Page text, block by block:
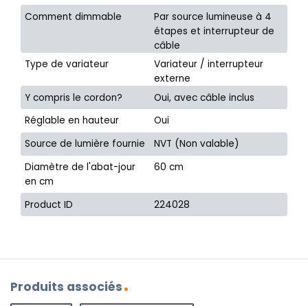
Comment dimmable
Par source lumineuse à 4
étapes et interrupteur de
câble
Type de variateur
Variateur / interrupteur
externe
Y compris le cordon?
Oui, avec câble inclus
Réglable en hauteur
Oui
Source de lumière fournie
NVT (Non valable)
Diamètre de l'abat-jour
en cm
60 cm
Product ID 224028
Produits associés